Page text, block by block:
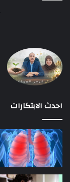
احدث الابتكارات